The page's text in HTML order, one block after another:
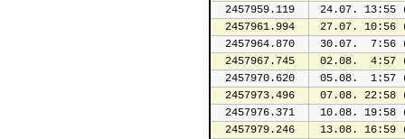
2457959.119
24.07. 13:55
2457961.994
27.07. 10:56
2457964.870
30.07.  7:56
2457967.745
02.08.  4:57
2457970.620
05.08.  1:57
2457973.496
07.08. 22:58
2457976.371
10.08. 19:58
2457979.246
13.08. 16:59